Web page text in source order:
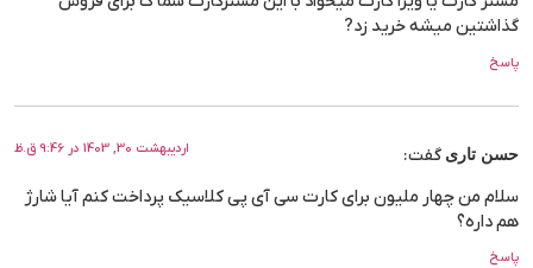
گذاشتین میشه خرید زد?
پاسخ
حسن تاری گفت: اردیبهشت 30, 1403 در 9:46 ق.ظ
سلام من چهار ملیون برای کارت سی آی پی کلاسیک پرداخت کنم آیا شارژ
هم داره؟
پاسخ